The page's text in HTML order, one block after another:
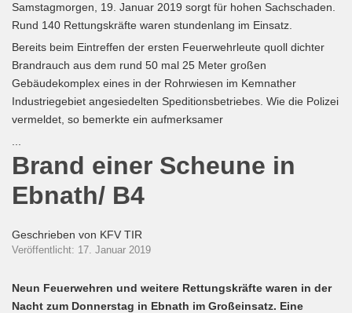
Samstagmorgen, 19. Januar 2019 sorgt für hohen Sachschaden.
Rund 140 Rettungskräfte waren stundenlang im Einsatz.
Bereits beim Eintreffen der ersten Feuerwehrleute quoll dichter
Brandrauch aus dem rund 50 mal 25 Meter großen
Gebäudekomplex eines in der Rohrwiesen im Kemnather
Industriegebiet angesiedelten Speditionsbetriebes. Wie die Polizei
vermeldet, so bemerkte ein aufmerksamer
Brand einer Scheune in
Ebnath/ B4
Geschrieben von KFV TIR
Veröffentlicht: 17. Januar 2019
Neun Feuerwehren und weitere Rettungskräfte waren in der
Nacht zum Donnerstag in Ebnath im Großeinsatz. Eine